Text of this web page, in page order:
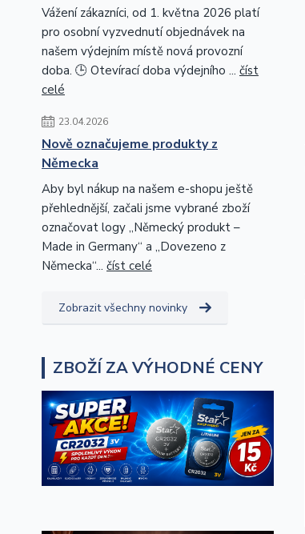
Vážení zákazníci, od 1. května 2026 platí
pro osobní vyzvednutí objednávek na
našem výdejním místě nová provozní
doba. 🕒 Otevírací doba výdejního ... číst
celé
23.04.2026
Nově označujeme produkty z
Německa
Aby byl nákup na našem e-shopu ještě
přehlednější, začali jsme vybrané zboží
označovat logy „Německý produkt –
Made in Germany“ a „Dovezeno z
Německa“... číst celé
Zobrazit všechny novinky
ZBOŽÍ ZA VÝHODNÉ CENY